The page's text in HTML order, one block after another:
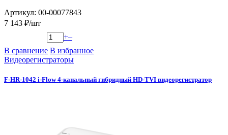
Артикул: 00-00077843
7 143 ₽/шт
+–
В сравнение В избранное
Видеорегистраторы
F-HR-1042 i-Flow 4-канальный гибридный HD-TVI видеорегистратор